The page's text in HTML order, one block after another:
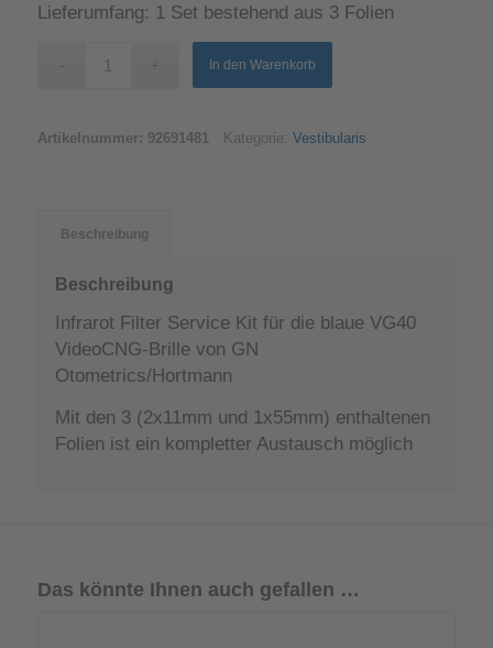
Lieferumfang: 1 Set bestehend aus 3 Folien
In den Warenkorb
Artikelnummer: 92691481 Kategorie: Vestibularis
Beschreibung
Beschreibung
Infrarot Filter Service Kit für die blaue VG40
VideoCNG-Brille von GN
Otometrics/Hortmann
Mit den 3 (2x11mm und 1x55mm) enthaltenen
Folien ist ein kompletter Austausch möglich
Das könnte Ihnen auch gefallen …